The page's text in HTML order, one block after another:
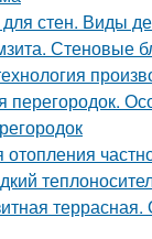
стен. Виды
Стеновые
перегородок.
отопления